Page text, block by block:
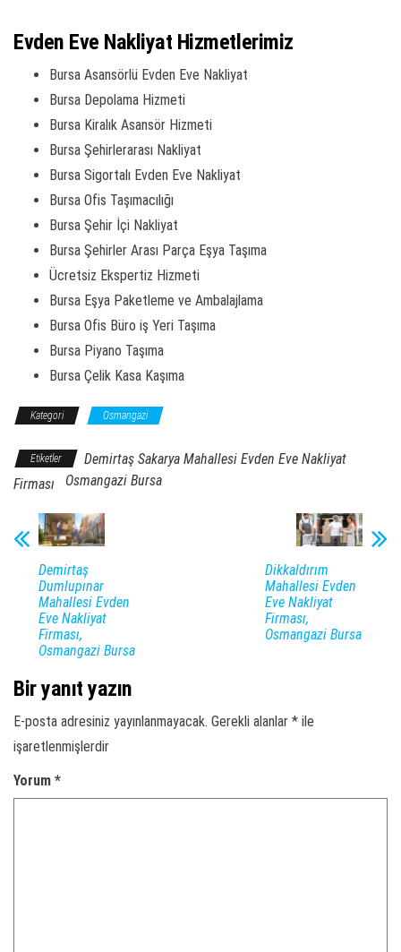
Evden Eve Nakliyat Hizmetlerimiz
Bursa Asansörlü Evden Eve Nakliyat
Bursa Depolama Hizmeti
Bursa Kiralık Asansör Hizmeti
Bursa Şehirlerarası Nakliyat
Bursa Sigortalı Evden Eve Nakliyat
Bursa Ofis Taşımacılığı
Bursa Şehir İçi Nakliyat
Bursa Şehirler Arası Parça Eşya Taşıma
Ücretsiz Ekspertiz Hizmeti
Bursa Eşya Paketleme ve Ambalajlama
Bursa Ofis Büro iş Yeri Taşıma
Bursa Piyano Taşıma
Bursa Çelik Kasa Kaşıma
Kategori Osmangazi
Etiketler
Demirtaş Sakarya Mahallesi Evden Eve Nakliyat
Firması
Osmangazi Bursa
Demirtaş
Dumlupınar
Mahallesi Evden
Eve Nakliyat
Firması,
Osmangazi Bursa
Dikkaldırım
Mahallesi Evden
Eve Nakliyat
Firması,
Osmangazi Bursa
Bir yanıt yazın
E-posta adresiniz yayınlanmayacak. Gerekli alanlar * ile
işaretlenmişlerdir
Yorum *